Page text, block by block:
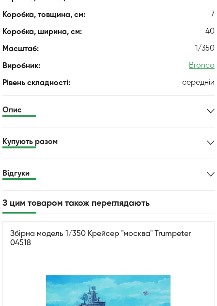
Коробка, товщина, см: 7
Коробка, ширина, см: 40
Масштаб: 1/350
Виробник: Bronco
Рівень складності: середній
Опис
Купують разом
Відгуки
З цим товаром також переглядають
Збірна модель 1/350 Крейсер "москва" Trumpeter
04518